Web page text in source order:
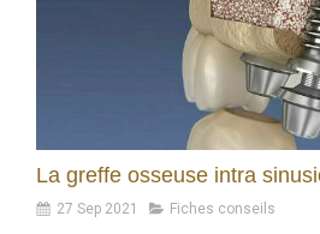
La greffe osseuse intra
27 Sep 2021 Fiches conseils